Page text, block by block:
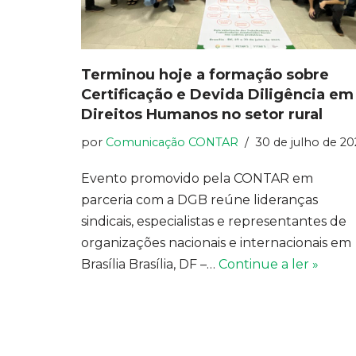
Terminou hoje a formação sobre
Certificação e Devida Diligência em
Direitos Humanos no setor rural
por Comunicação CONTAR 30 de julho de
Evento promovido pela CONTAR em
parceria com a DGB reúne lideranças
sindicais, especialistas e representantes de
organizações nacionais e internacionais em
Brasília Brasília, DF –… Continue a ler »